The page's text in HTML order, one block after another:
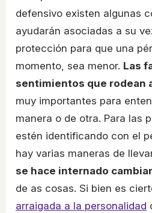
defensivo existen algunas
ayudarán asociadas a su
protección para que una
momento, sea menor. Las
sentimientos que rodean
muy importantes para
manera o de otra. Para las
estén identificando con el
hay varias maneras de
se hace internado
de as cosas. Si bien es
arraigada a la personalidad